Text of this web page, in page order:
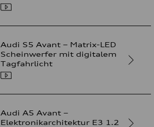
Audi S5 Avant – Matrix-LED
Scheinwerfer mit digitalem
Tagfahrlicht
Audi A5 Avant –
Elektronikarchitektur E3 1.2